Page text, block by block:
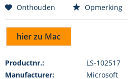
Onthouden Opmerking
hier zu Mac
Productnr.:
LS-102517
Manufacturer:
Microsoft